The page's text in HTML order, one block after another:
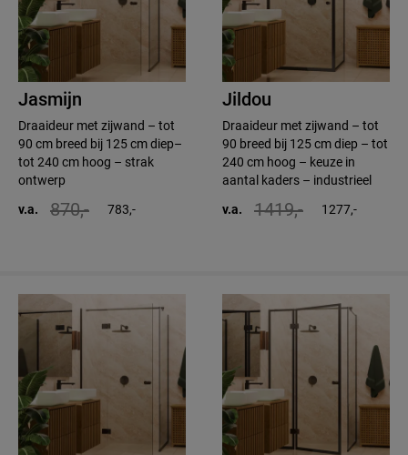
Jasmijn
Draaideur met zijwand – tot
90 cm breed bij 125 cm diep–
tot 240 cm hoog – strak
ontwerp
v.a.
870,- 783,-
Jildou
Draaideur met zijwand – tot
90 breed bij 125 cm diep – tot
240 cm hoog – keuze in
aantal kaders – industrieel
v.a.
1419,- 1277,-